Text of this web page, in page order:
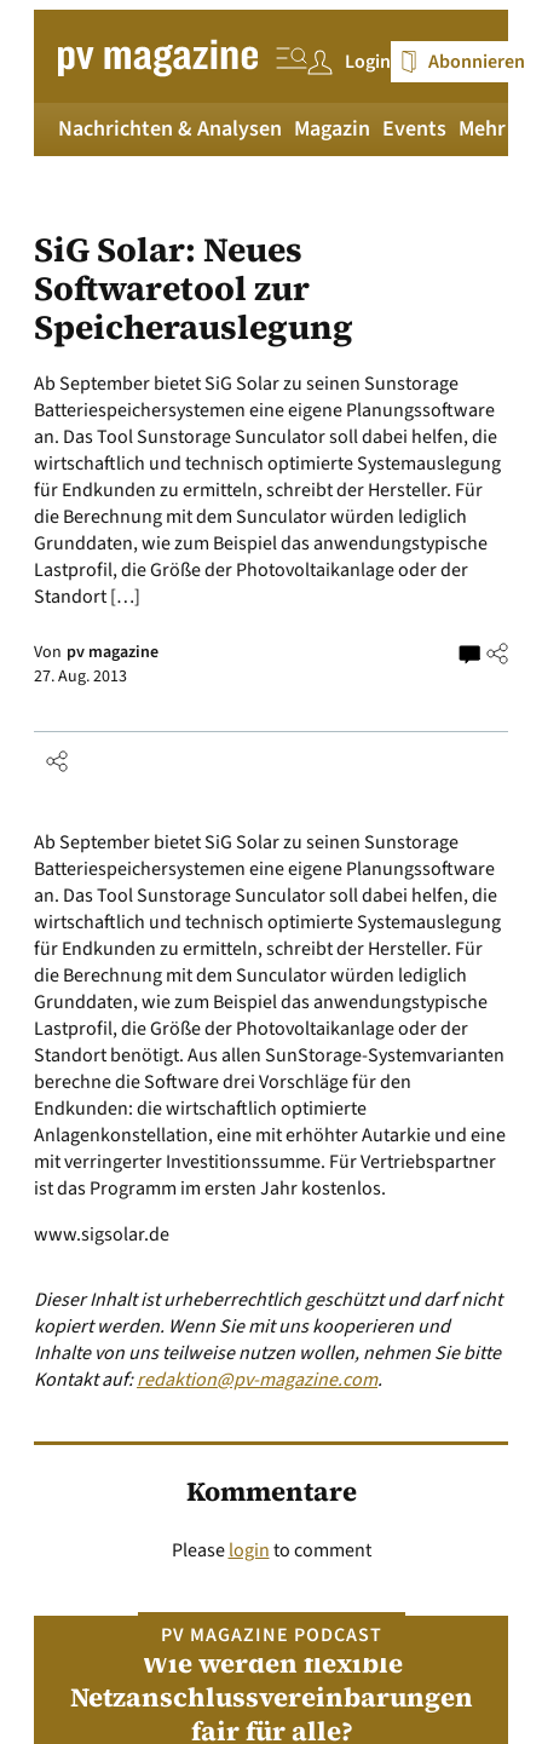
springen
Login Abonnieren
Nachrichten & Analysen Magazin Events Mehr
SiG Solar: Neues
Softwaretool zur
Speicherauslegung
Ab September bietet SiG Solar zu seinen Sunstorage
Batteriespeichersystemen eine eigene Planungssoftware
an. Das Tool Sunstorage Sunculator soll dabei helfen, die
wirtschaftlich und technisch optimierte Systemauslegung
für Endkunden zu ermitteln, schreibt der Hersteller. Für
die Berechnung mit dem Sunculator würden lediglich
Grunddaten, wie zum Beispiel das anwendungstypische
Lastprofil, die Größe der Photovoltaikanlage oder der
Standort […]
Von pv magazine
27. Aug. 2013
Ab September bietet SiG Solar zu seinen Sunstorage
Batteriespeichersystemen eine eigene Planungssoftware
an. Das Tool Sunstorage Sunculator soll dabei helfen, die
wirtschaftlich und technisch optimierte Systemauslegung
für Endkunden zu ermitteln, schreibt der Hersteller. Für
die Berechnung mit dem Sunculator würden lediglich
Grunddaten, wie zum Beispiel das anwendungstypische
Lastprofil, die Größe der Photovoltaikanlage oder der
Standort benötigt. Aus allen SunStorage-Systemvarianten
berechne die Software drei Vorschläge für den
Endkunden: die wirtschaftlich optimierte
Anlagenkonstellation, eine mit erhöhter Autarkie und eine
mit verringerter Investitionssumme. Für Vertriebspartner
ist das Programm im ersten Jahr kostenlos.
www.sigsolar.de
Dieser Inhalt ist urheberrechtlich geschützt und darf nicht
kopiert werden. Wenn Sie mit uns kooperieren und
Inhalte von uns teilweise nutzen wollen, nehmen Sie bitte
Kontakt auf:redaktion@pv-magazine.com.
Kommentare
Pleaseloginto comment
PV MAGAZINE PODCAST
Wie werden flexible
Netzanschlussvereinbarungen
fair für alle?